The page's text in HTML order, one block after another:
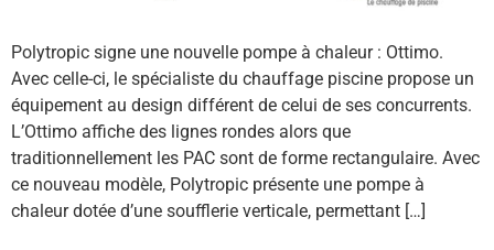
Polytropic signe une nouvelle pompe à chaleur : Ottimo.
Avec celle-ci, le spécialiste du chauffage piscine propose un
équipement au design différent de celui de ses concurrents.
L’Ottimo affiche des lignes rondes alors que
traditionnellement les PAC sont de forme rectangulaire. Avec
ce nouveau modèle, Polytropic présente une pompe à
chaleur dotée d’une soufflerie verticale, permettant […]